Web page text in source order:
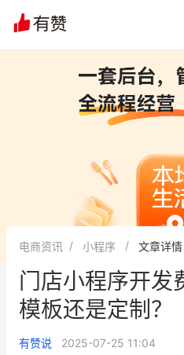
电商资讯 小程序 文章详情
门店小程序开发
模板还是定制？
有赞说 2025-07-25 11:04